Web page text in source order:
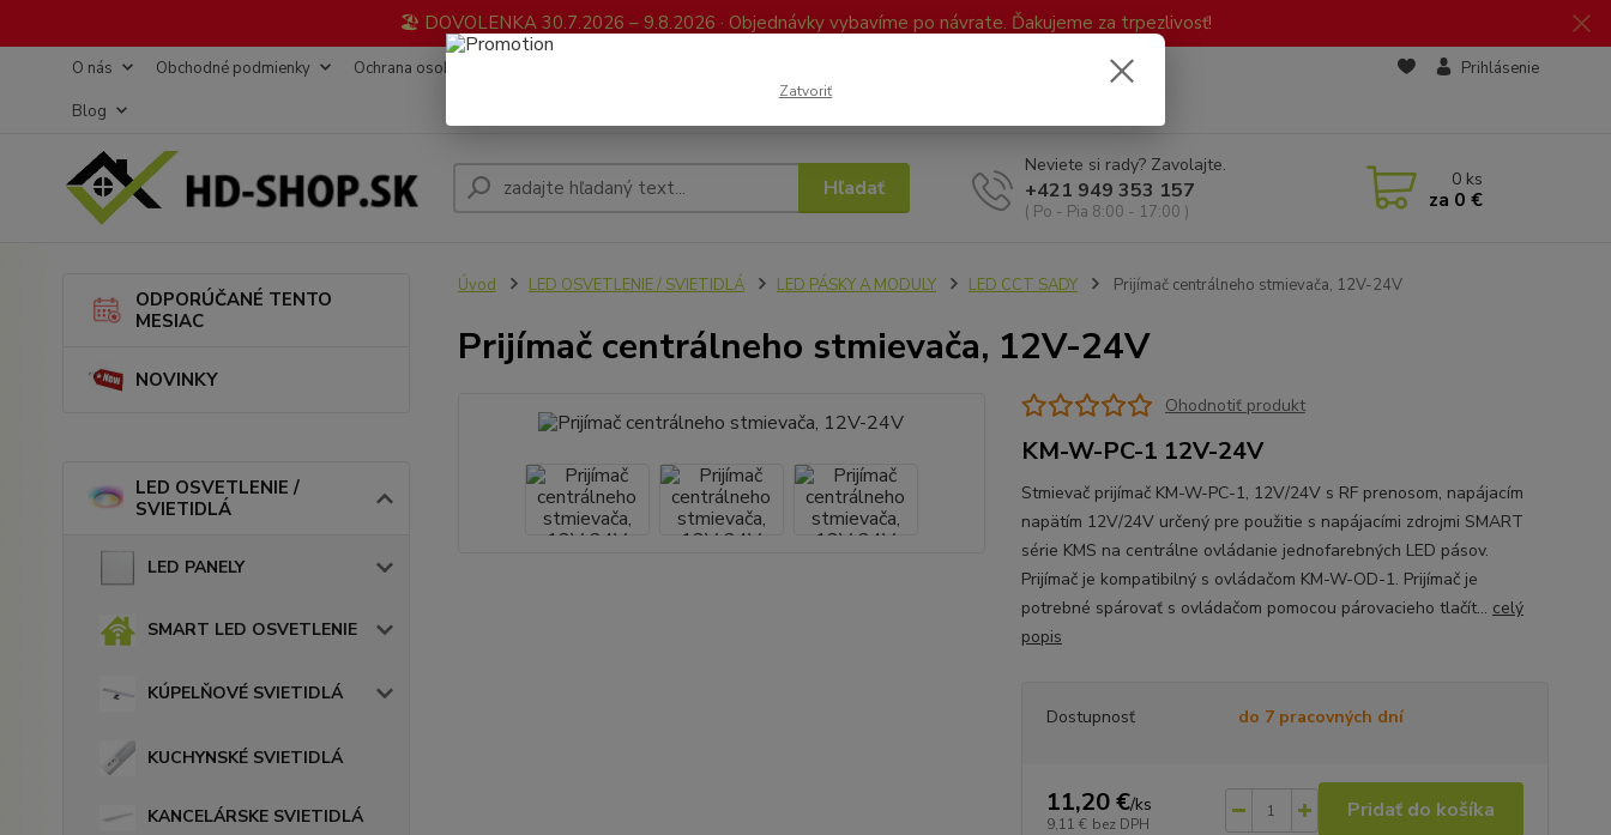
🏖️ DOVOLENKA 30.7.2026 – 9.8.2026 · Objednávky vybavíme po návrate. Ďakujeme za trpezlivosť!
O nás Obchodné podmienky Ochrana osobných údajov
Blog
Prihlásenie
Hľadať
Neviete si rady? Zavolajte.
+421 949 353 157
( Po - Pia 8:00 - 17:00 )
0 ks
za 0 €
ODPORÚČANÉ TENTO
MESIAC
NOVINKY
LED OSVETLENIE /
SVIETIDLÁ
LED PANELY
SMART LED OSVETLENIE
KÚPELŇOVÉ SVIETIDLÁ
KUCHYNSKÉ SVIETIDLÁ
KANCELÁRSKE SVIETIDLÁ
Úvod LED OSVETLENIE / SVIETIDLÁ LED PÁSKY A MODULY LED CCT SADY Prijímač centrálneho stmievača, 12V-24V
Prijímač centrálneho stmievača, 12V-24V
Ohodnotiť produkt
KM-W-PC-1 12V-24V
Stmievač prijímač KM-W-PC-1, 12V/24V s RF prenosom, napájacím
napätím 12V/24V určený pre použitie s napájacími zdrojmi SMART
série KMS na centrálne ovládanie jednofarebných LED pásov.
Prijímač je kompatibilný s ovládačom KM-W-OD-1. Prijímač je
potrebné spárovať s ovládačom pomocou párovacieho tlačít... celý
popis
Dostupnosť do 7 pracovných dní
11,20 €/ks
9,11 € bez DPH
Pridať do košíka
Zatvoriť